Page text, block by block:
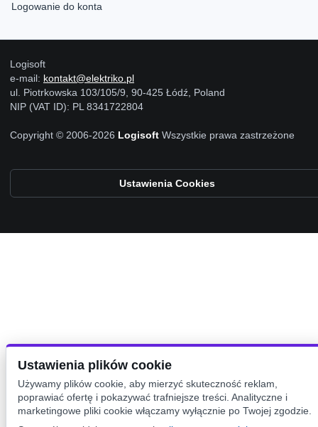
Logowanie do konta
Logisoft
e-mail: kontakt@elektriko.pl
ul. Piotrkowska 103/105/9, 90-425 Łódź, Poland
NIP (VAT ID): PL 8341722804
Copyright © 2006-2026 Logisoft Wszystkie prawa zastrzeżone
Ustawienia Cookies
Ustawienia plików cookie
Używamy plików cookie, aby mierzyć skuteczność reklam,
poprawiać ofertę i pokazywać trafniejsze treści. Analityczne i
marketingowe pliki cookie włączamy wyłącznie po Twojej zgodzie.